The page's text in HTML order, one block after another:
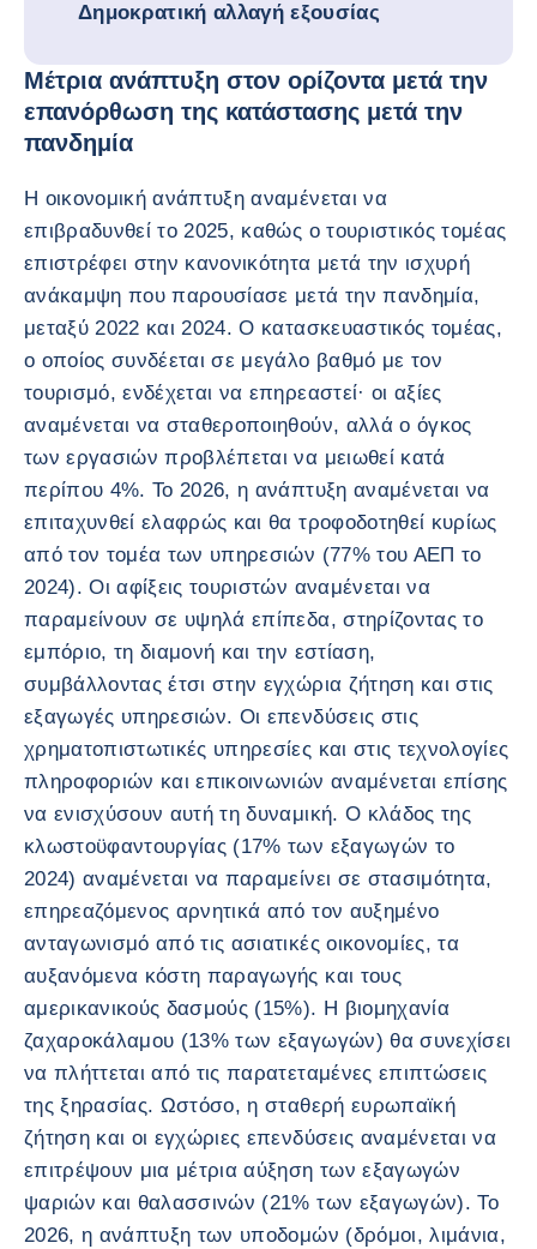
Δημοκρατική αλλαγή εξουσίας
Μέτρια ανάπτυξη στον ορίζοντα μετά την
επανόρθωση της κατάστασης μετά την
πανδημία
Η οικονομική ανάπτυξη αναμένεται να
επιβραδυνθεί το 2025, καθώς ο τουριστικός τομέας
επιστρέφει στην κανονικότητα μετά την ισχυρή
ανάκαμψη που παρουσίασε μετά την πανδημία,
μεταξύ 2022 και 2024. Ο κατασκευαστικός τομέας,
ο οποίος συνδέεται σε μεγάλο βαθμό με τον
τουρισμό, ενδέχεται να επηρεαστεί· οι αξίες
αναμένεται να σταθεροποιηθούν, αλλά ο όγκος
των εργασιών προβλέπεται να μειωθεί κατά
περίπου 4%. Το 2026, η ανάπτυξη αναμένεται να
επιταχυνθεί ελαφρώς και θα τροφοδοτηθεί κυρίως
από τον τομέα των υπηρεσιών (77% του ΑΕΠ το
2024). Οι αφίξεις τουριστών αναμένεται να
παραμείνουν σε υψηλά επίπεδα, στηρίζοντας το
εμπόριο, τη διαμονή και την εστίαση,
συμβάλλοντας έτσι στην εγχώρια ζήτηση και στις
εξαγωγές υπηρεσιών. Οι επενδύσεις στις
χρηματοπιστωτικές υπηρεσίες και στις τεχνολογίες
πληροφοριών και επικοινωνιών αναμένεται επίσης
να ενισχύσουν αυτή τη δυναμική. Ο κλάδος της
κλωστοϋφαντουργίας (17% των εξαγωγών το
2024) αναμένεται να παραμείνει σε στασιμότητα,
επηρεαζόμενος αρνητικά από τον αυξημένο
ανταγωνισμό από τις ασιατικές οικονομίες, τα
αυξανόμενα κόστη παραγωγής και τους
αμερικανικούς δασμούς (15%). Η βιομηχανία
ζαχαροκάλαμου (13% των εξαγωγών) θα συνεχίσει
να πλήττεται από τις παρατεταμένες επιπτώσεις
της ξηρασίας. Ωστόσο, η σταθερή ευρωπαϊκή
ζήτηση και οι εγχώριες επενδύσεις αναμένεται να
επιτρέψουν μια μέτρια αύξηση των εξαγωγών
ψαριών και θαλασσινών (21% των εξαγωγών). Το
2026, η ανάπτυξη των υποδομών (δρόμοι, λιμάνια,